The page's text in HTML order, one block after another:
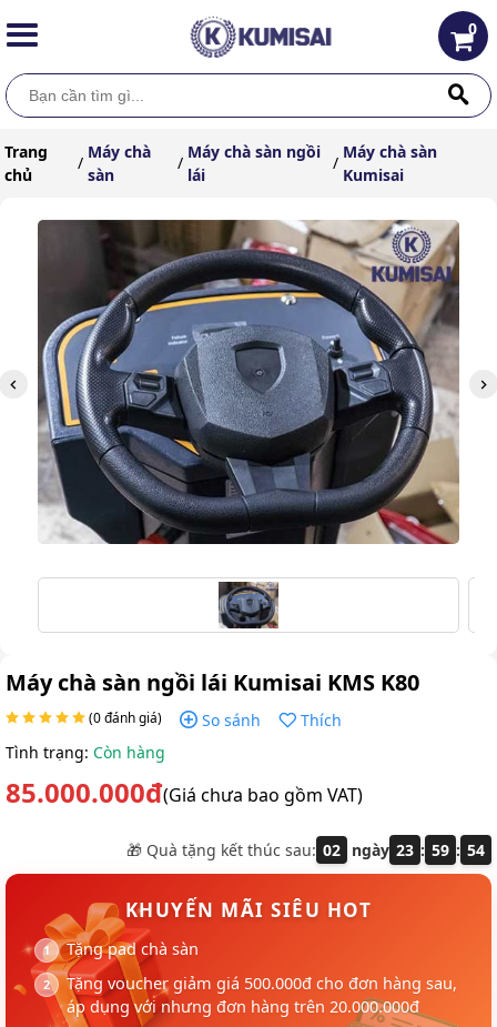
0
Trang
chủ
/
Máy chà
sàn
/
Máy chà sàn ngồi
lái
/
Máy chà sàn
Kumisai
Máy chà sàn ngồi lái Kumisai KMS K80
(0 đánh giá) So sánh
Thích
Tình trạng: Còn hàng
85.000.000đ(Giá chưa bao gồm VAT)
🎁 Quà tặng kết thúc sau: 02 ngày 23 : 59 : 54
KHUYẾN MÃI SIÊU HOT
Tặng pad chà sàn
Tặng voucher giảm giá 500.000đ cho đơn hàng sau,
áp dụng với nhưng đơn hàng trên 20.000.000đ